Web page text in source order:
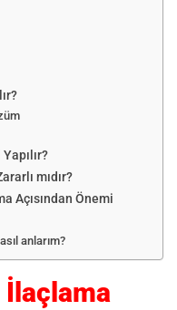
mıdır?
Açısından Önemi
anlarım?
İlaçlama